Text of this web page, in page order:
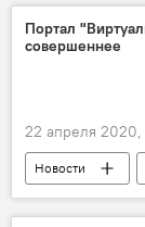
Эльчин Азизов
Азер Насибов
Портал
совершеннее
22 апреля 2020,
Новости
Минобразования